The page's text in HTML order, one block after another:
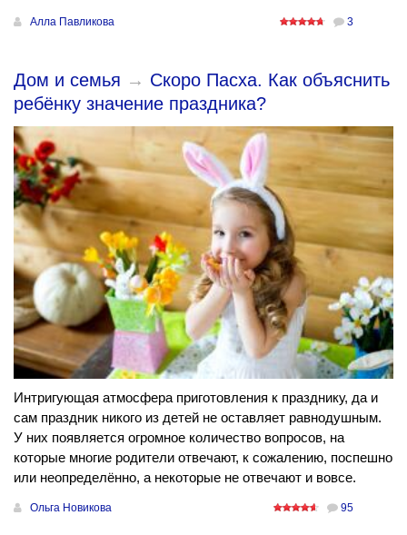
Алла Павликова 3
Дом и семья → Скоро Пасха. Как объяснить
ребёнку значение праздника?
Интригующая атмосфера приготовления к празднику, да и
сам праздник никого из детей не оставляет равнодушным.
У них появляется огромное количество вопросов, на
которые многие родители отвечают, к сожалению, поспешно
или неопределённо, а некоторые не отвечают и вовсе.
Ольга Новикова 95